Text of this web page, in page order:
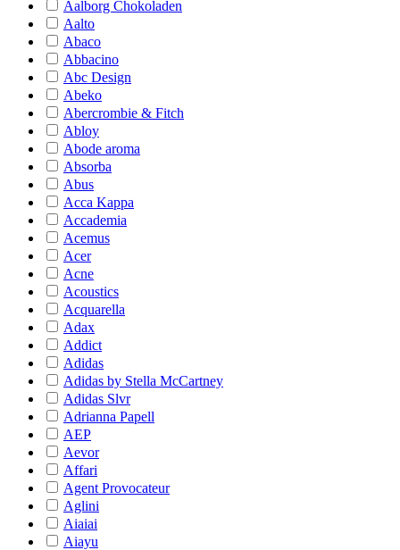
Aalborg Chokoladen
Aalto
Abaco
Abbacino
Abc Design
Abeko
Abercrombie & Fitch
Abloy
Abode aroma
Absorba
Abus
Acca Kappa
Accademia
Acemus
Acer
Acne
Acoustics
Acquarella
Adax
Addict
Adidas
Adidas by Stella McCartney
Adidas Slvr
Adrianna Papell
AEP
Aevor
Affari
Agent Provocateur
Aglini
Aiaiai
Aiayu